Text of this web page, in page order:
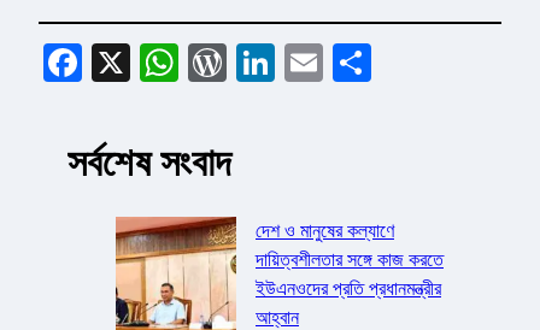
Facebook
X WhatsApp
WordPress
LinkedIn
Email
সর্বশেষ সংবাদ
দেশ ও মানুষের কল্যাণে
দায়িত্বশীলতার সঙ্গে কাজ করতে
ইউএনওদের প্রতি প্রধানমন্ত্রীর
আহ্বান